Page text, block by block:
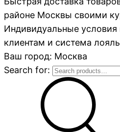
районе Москвы своими
Индивидуальные
клиентам и система
Ваш город: Москва
Search for: